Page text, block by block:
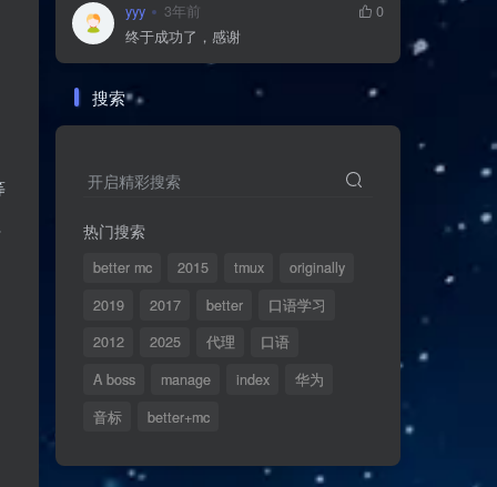
yyy 3年前
0
终于成功了，感谢
搜索
开启精彩搜索
热门搜索
better mc 2015 tmux
originally
2019
2017 better
口语学习
2012
2025 代理
口语
A boss
manage index
华为
音标
better+mc